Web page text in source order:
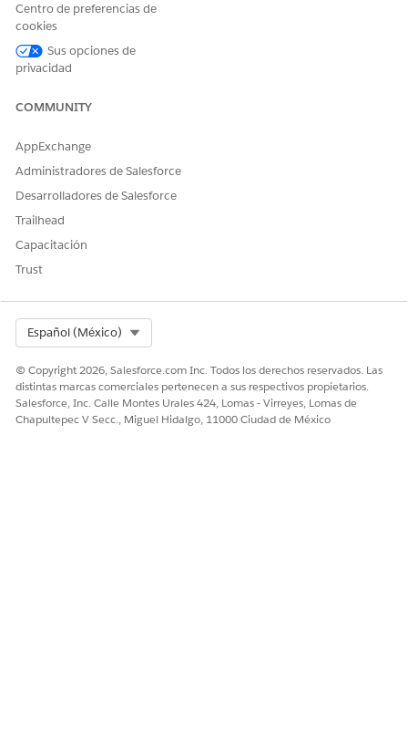
¿RESOLVIÓ ESTE ARTÍCULO SU PROBLEMA?
Centro de preferencias de
cookies
Sus opciones de
privacidad
COMMUNITY
AppExchange
Administradores de Salesforce
Desarrolladores de Salesforce
Trailhead
Capacitación
Trust
Español (México)
© Copyright 2026, Salesforce.com Inc. Todos los derechos reservados. Las
distintas marcas comerciales pertenecen a sus respectivos propietarios.
Salesforce, Inc. Calle Montes Urales 424, Lomas - Virreyes, Lomas de
Chapultepec V Secc., Miguel Hidalgo, 11000 Ciudad de México